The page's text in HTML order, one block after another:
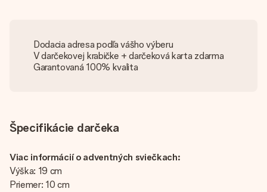
Dodacia adresa podľa vášho výberu
V darčekovej krabičke + darčeková karta zdarma
Garantovaná 100% kvalita
Špecifikácie darčeka
Viac informácií o adventných sviečkach:
Výška: 19 cm
Priemer: 10 cm